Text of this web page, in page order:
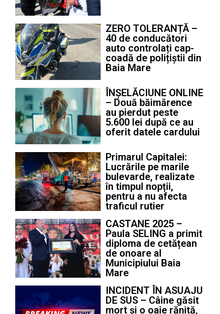
ZERO TOLERANȚĂ –
40 de conducători
auto controlați cap-
coadă de polițiștii din
Baia Mare
ÎNȘELĂCIUNE ONLINE
– Două băimărence
au pierdut peste
5.600 lei după ce au
oferit datele cardului
Primarul Capitalei:
Lucrările pe marile
bulevarde, realizate
în timpul nopții,
pentru a nu afecta
traficul rutier
CASTANE 2025 –
Paula SELING a primit
diploma de cetățean
de onoare al
Municipiului Baia
Mare
INCIDENT ÎN ASUAJU
DE SUS – Câine găsit
mort și o oaie rănită,